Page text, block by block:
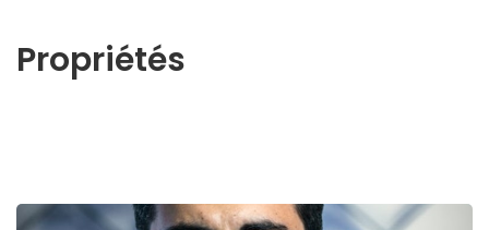
Propriétés